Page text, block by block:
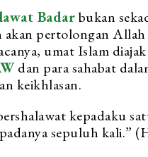
Badarbukan
akan pertolongan
umat Islam
dan para sahabat
keikhlasan.
kepadaku
sepuluh kali.”